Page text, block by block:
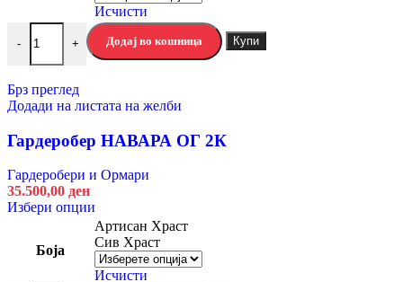
variants.
The
options
may
on
product
Исчисти
-
Гардеробер НАВАРА 165 количина
+ Додај во кошница Купи
Брз преглед
Додади на листата на желби
Гардеробер НАВАРА ОГ 2К
Гардеробери и Ормари
35.500,00 ден
Избери опции
product
has
multiple
variants.
Боја
Артисан Храст
Сив Храст
Исчисти